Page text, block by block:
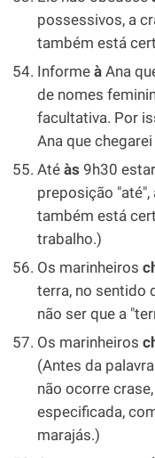
possessivos, a
também está
Informe à Ana
de nomes
facultativa. Por
Ana que
Até às 9h30
preposição
também está
trabalho.)
Os marinheiros
terra, no sentido
não ser que a
Os marinheiros
(Antes da
não ocorre
especificada,
marajás.)